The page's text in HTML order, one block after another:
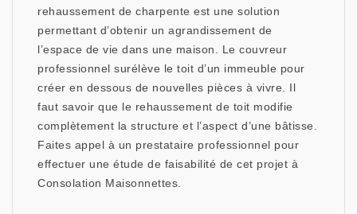
rehaussement de charpente est une solution
permettant d’obtenir un agrandissement de
l’espace de vie dans une maison. Le couvreur
professionnel surélève le toit d’un immeuble pour
créer en dessous de nouvelles pièces à vivre. Il
faut savoir que le rehaussement de toit modifie
complètement la structure et l’aspect d’une bâtisse.
Faites appel à un prestataire professionnel pour
effectuer une étude de faisabilité de cet projet à
Consolation Maisonnettes.